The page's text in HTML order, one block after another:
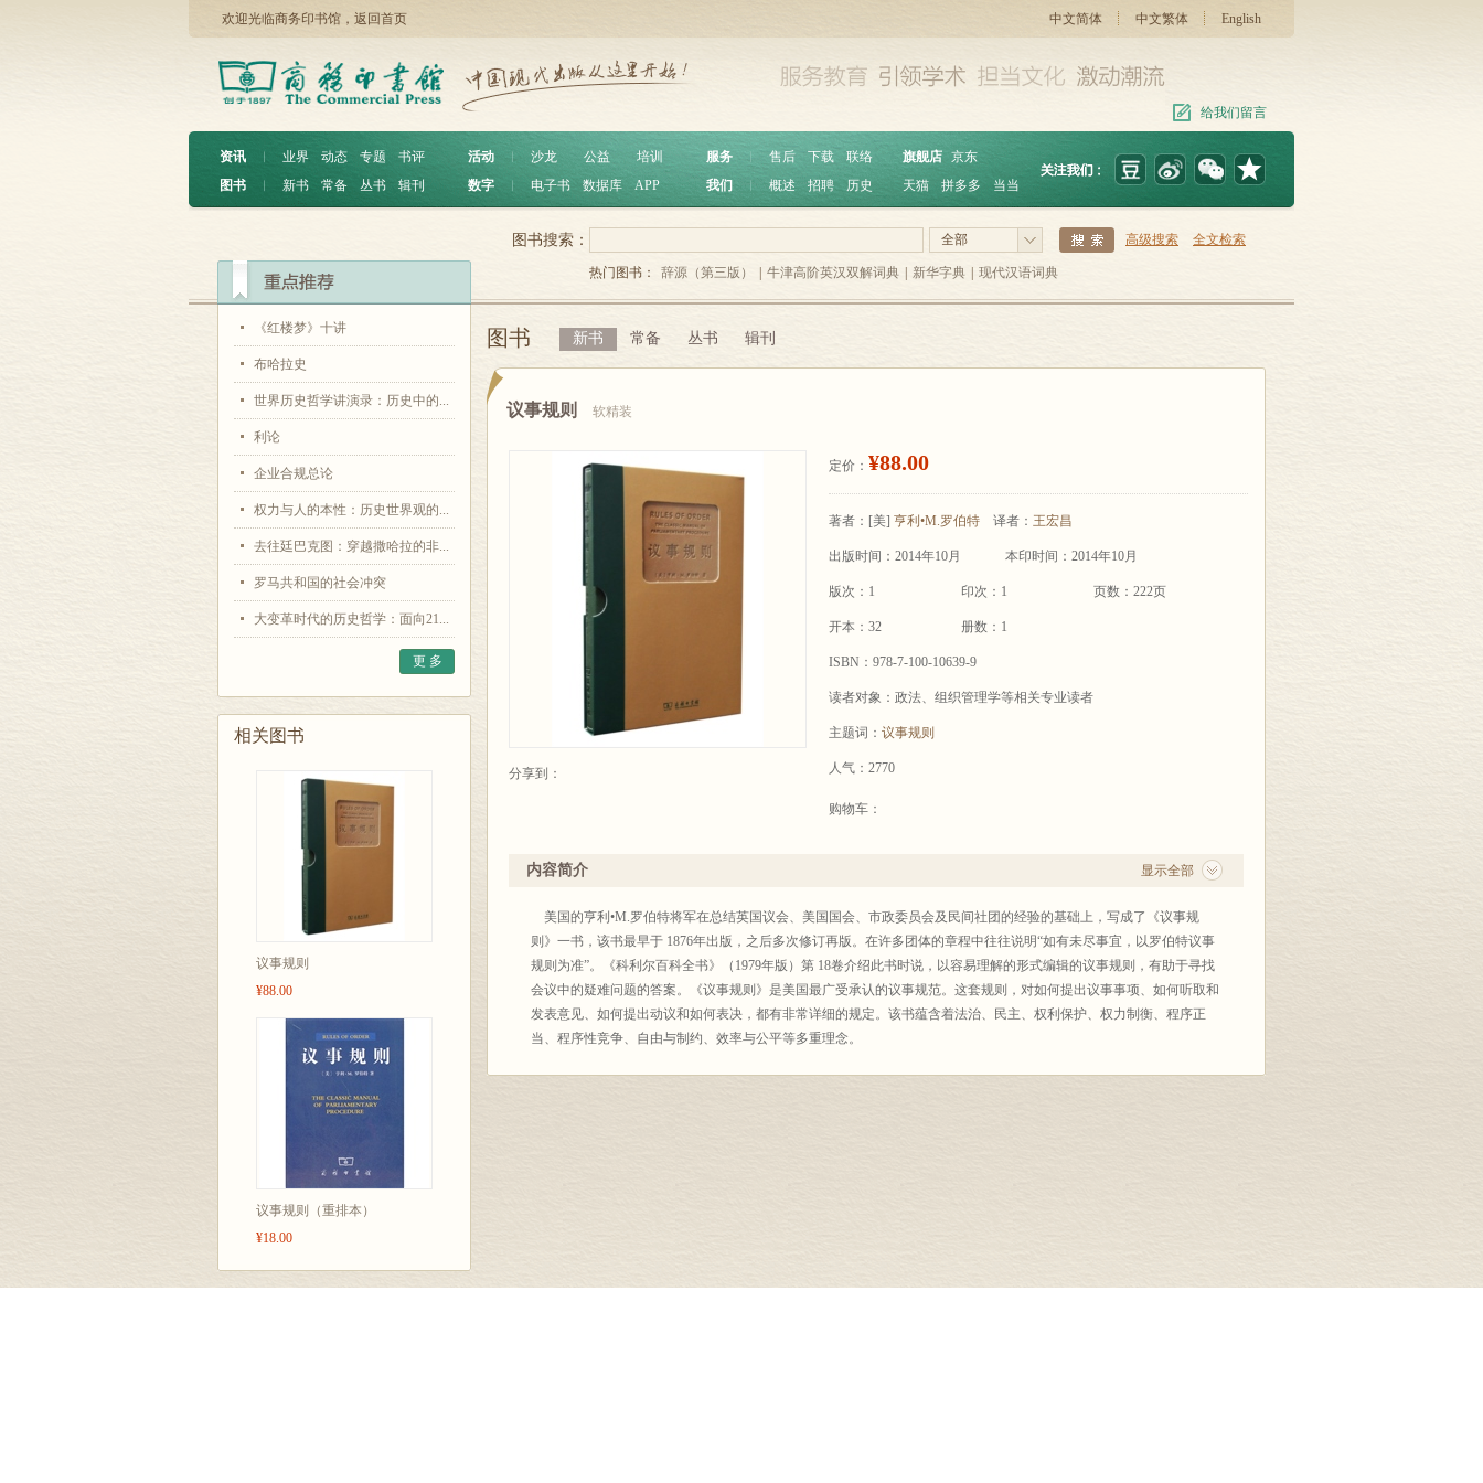
欢迎光临商务印书馆， 返回首页 中文简体 中文繁体 English
给我们留言
资讯 ︱ 业界 动态 专题
书评
图书
︱ 新书 常备 丛书 辑刊
活动 沙龙 公益
培训
数字
电子书 数据库 APP
服务 ︱ 售后 下载
联络
我们
概述 招聘 历史
旗舰店 京东
天猫
拼多多 当当
《红楼梦》十讲
布哈拉史
世界历史哲学讲演录：历史中的...
利论
企业合规总论
权力与人的本性：历史世界观的...
去往廷巴克图：穿越撒哈拉的非...
罗马共和国的社会冲突
大变革时代的历史哲学：面向21...
更 多
相关图书
议事规则
¥88.00
议事规则（重排本）
¥18.00
全部 高级搜索 全文检索
图书搜索：
热门图书： 辞源（第三版） 牛津高阶英汉双解词典 新华字典 现代汉语词典
图书 新书 常备 丛书 辑刊
议事规则 软精装
分享到：
定价： ¥88.00
著者： [美] 亨利•M.罗伯特 译者： 王宏昌
出版时间：2014年10月 本印时间：2014年10月
版次：1 印次：1 页数：222页
开本：32 册数：1
ISBN：978-7-100-10639-9
读者对象：政法、组织管理学等相关专业读者
主题词： 议事规则
人气：2770
购物车：
显示全部
内容简介
美国的亨利•M.罗伯特将军在总结英国议会、美国国会、市政委员会及民间社团的经验的基础上，写成了《议事规
则》一书，该书最早于 1876年出版，之后多次修订再版。在许多团体的章程中往往说明“如有未尽事宜，以罗伯特议事
规则为准”。《科利尔百科全书》（1979年版）第 18卷介绍此书时说，以容易理解的形式编辑的议事规则，有助于寻找
会议中的疑难问题的答案。《议事规则》是美国最广受承认的议事规范。这套规则，对如何提出议事事项、如何听取和
发表意见、如何提出动议和如何表决，都有非常详细的规定。该书蕴含着法治、民主、权利保护、权力制衡、程序正
当、程序性竞争、自由与制约、效率与公平等多重理念。